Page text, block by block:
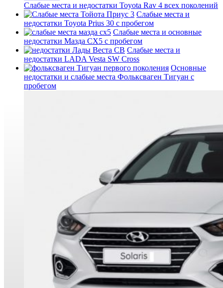
Слабые места и недостатки Toyota Rav 4 всех поколений
Слабые места и
недостатки Toyota Prius 30 с пробегом
Слабые места и основные
недостатки Мазда СХ5 с пробегом
Слабые места и
недостатки LADA Vesta SW Cross
Основные
недостатки и слабые места Фольксваген Тигуан с
пробегом